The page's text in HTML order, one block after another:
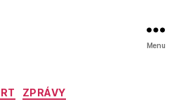
Menu
Rubriky
ZPRÁVY